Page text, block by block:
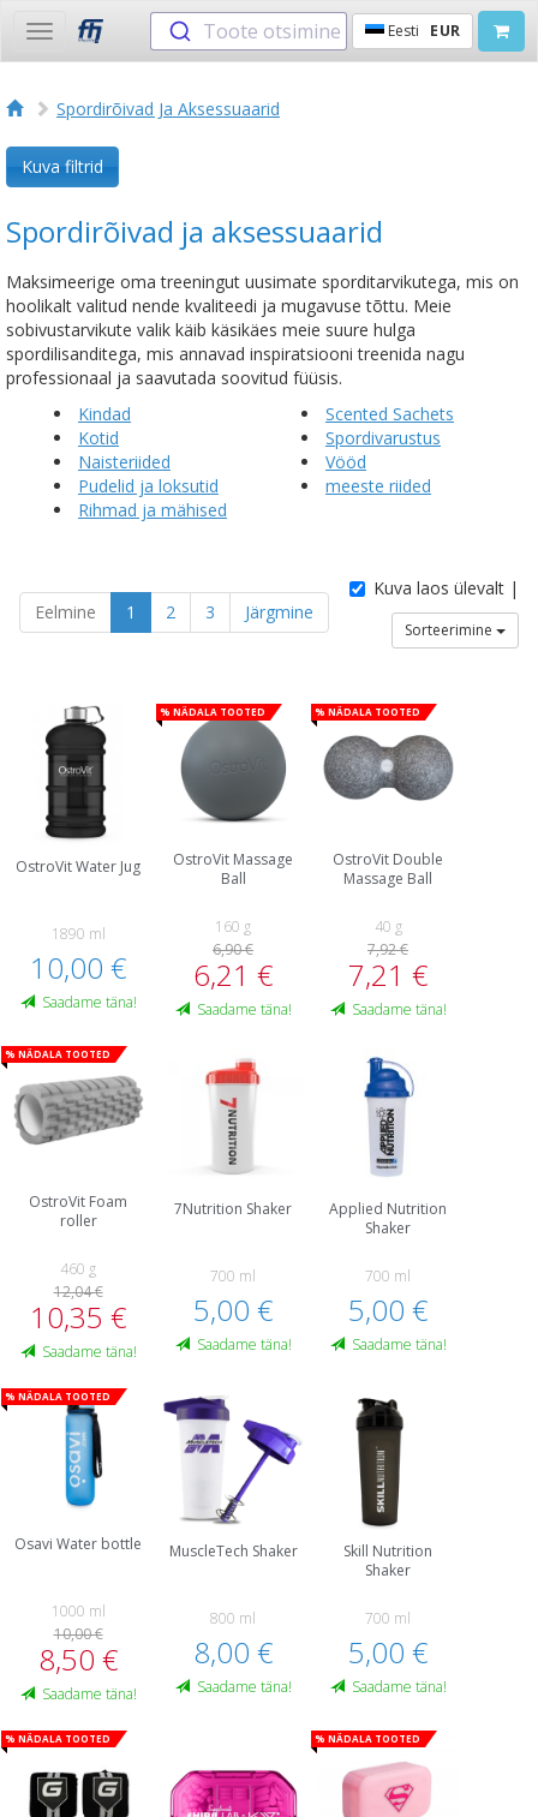
Toggle
navigation
Toote otsimine Eesti EUR
Spordirõivad Ja Aksessuaarid
Kuva filtrid
Spordirõivad ja aksessuaarid
Maksimeerige oma treeningut uusimate sporditarvikutega, mis on
hoolikalt valitud nende kvaliteedi ja mugavuse tõttu. Meie
sobivustarvikute valik käib käsikäes meie suure hulga
spordilisanditega, mis annavad inspiratsiooni treenida nagu
professionaal ja saavutada soovitud füüsis.
Kindad
Kotid
Naisteriided
Pudelid ja loksutid
Rihmad ja mähised
Scented Sachets
Spordivarustus
Vööd
meeste riided
Eelmine 1 2 3 Järgmine
Kuva laos ülevalt |
Sorteerimine
OstroVit Water Jug
1890 ml
10,00 €
Saadame täna!
% Nädala tooted
OstroVit Massage
Ball
160 g
6,90 €
6,21 €
Saadame täna!
% Nädala tooted
OstroVit Double
Massage Ball
40 g
7,92 €
7,21 €
Saadame täna!
% Nädala tooted
OstroVit Foam
roller
460 g
12,04 €
10,35 €
Saadame täna!
7Nutrition Shaker
700 ml
5,00 €
Saadame täna!
Applied Nutrition
Shaker
700 ml
5,00 €
Saadame täna!
% Nädala tooted
Osavi Water bottle
1000 ml
10,00 €
8,50 €
Saadame täna!
MuscleTech Shaker
800 ml
8,00 €
Saadame täna!
Skill Nutrition
Shaker
700 ml
5,00 €
Saadame täna!
% Nädala tooted % Nädala tooted